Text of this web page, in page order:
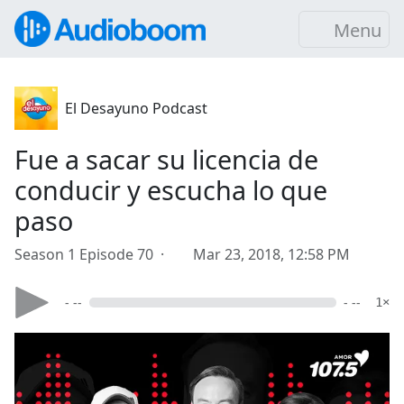
Menu
El Desayuno Podcast
Fue a sacar su licencia de
conducir y escucha lo que
paso
Season 1 Episode 70 · Mar 23, 2018, 12:58 PM
- -- - -- 1×